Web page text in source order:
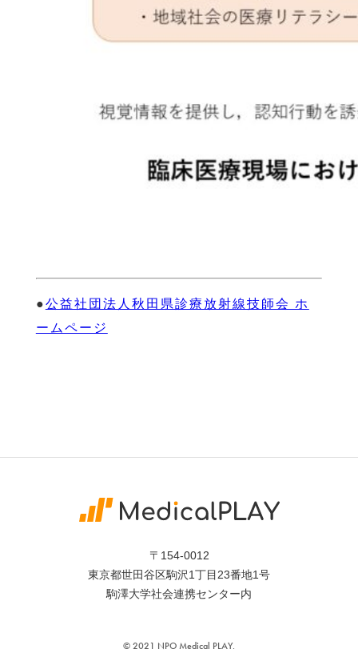
●公益社団法人秋田県診療放射線技師会 ホ
ームページ
〒154-0012
東京都世田谷区駒沢1丁目23番地1号
駒澤大学社会連携センター内
©︎ 2021 NPO Medical PLAY.